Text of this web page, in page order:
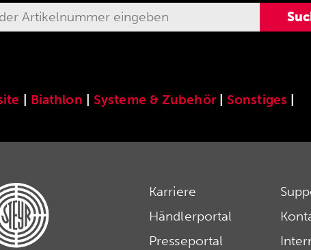
Biathlon Systeme & Zubehör| Sonstiges
Karriere
Händlerportal
Presseportal